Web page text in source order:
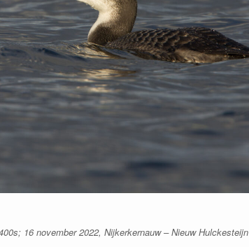
16 november 2022, Nijkerkernauw – Nieuw Hulckesteijn